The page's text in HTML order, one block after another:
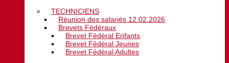
TECHNICIENS
Réunion des salariés 12.02.2026
Brevets Fédéraux
Brevet Fédéral Enfants
Brevet Fédéral Jeunes
Brevet Fédéral Adultes